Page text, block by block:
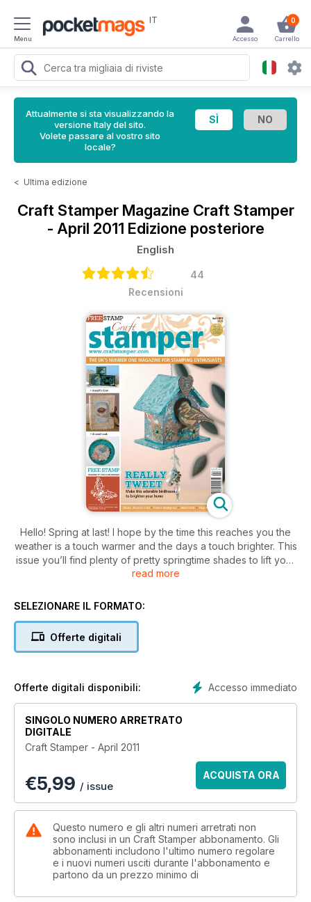
Menu
IT 0
Carrello
Accesso
Attualmente si sta visualizzando la
versione Italy del sito.
Volete passare al vostro sito
locale?
< Ultima edizione
Craft Stamper Magazine Craft Stamper
- April 2011 Edizione posteriore
English
44
Recensioni
Hello! Spring at last! I hope by the time this reaches you the
weather is a touch warmer and the days a touch brighter. This
issue you’ll find plenty of pretty springtime shades to lift your
spirits and to celebrate the coming of the new season our
stamp company Chocolate Baroque.
Talking of free stamps, do you need extra inspiration for
using yours? Turn to page 72 where Hels has created a fun
many readers upload and share their free stamp creations.
Techniques to try in this issue include dyed and stamped
fabric projects (p.16 and p.48), ‘stamping’ with Cuttlebug
folders (p.28), alcohol ink backgrounds (p.38), ‘floating front’
cards (p.52) and four striking variations on the Joseph’s Coat
technique (p.62). And finally, if you are starting to plan your
annual holiday then turn to page 76 where Linda shares a
fabulous project for journaling on the move. Happy stamping!
read more
SELEZIONARE IL FORMATO:
Offerte digitali
Accesso immediato
Offerte digitali disponibili:
SINGOLO NUMERO ARRETRATO
DIGITALE
Craft Stamper - April 2011
€5,99 / issue
ACQUISTA ORA
Questo numero e gli altri numeri arretrati non
sono inclusi in un Craft Stamper abbonamento. Gli
abbonamenti includono l'ultimo numero regolare
e i nuovi numeri usciti durante l'abbonamento e
partono da un prezzo minimo di